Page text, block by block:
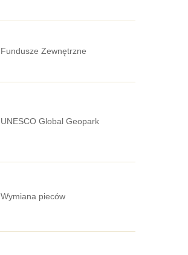
Fundusze Zewnętrzne
UNESCO Global Geopark
Wymiana pieców